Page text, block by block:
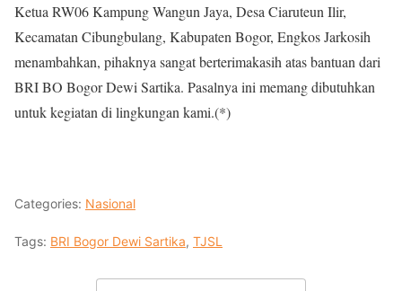
Ketua RW06 Kampung Wangun Jaya, Desa Ciaruteun Ilir,
Kecamatan Cibungbulang, Kabupaten Bogor, Engkos Jarkosih
menambahkan, pihaknya sangat berterimakasih atas bantuan dari
BRI BO Bogor Dewi Sartika. Pasalnya ini memang dibutuhkan
untuk kegiatan di lingkungan kami.(*)
Categories: Nasional
Tags: BRI Bogor Dewi Sartika, TJSL